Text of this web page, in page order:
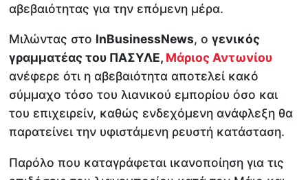
αβεβαιότητας για την επόμενη μέρα.
Μιλώντας στο InBusinessNews, ογενικός
γραμματέας του ΠΑΣΥΛΕ, Μάριος Αντωνίου
ανέφερε ότι η αβεβαιότητα αποτελεί κακό
σύμμαχο τόσο του λιανικού εμπορίου όσο και
του επιχειρείν, καθώς ενδεχόμενη ανάφλεξη θα
παρατείνει την υφιστάμενη ρευστή κατάσταση.
Παρόλο που καταγράφεται ικανοποίηση για τις